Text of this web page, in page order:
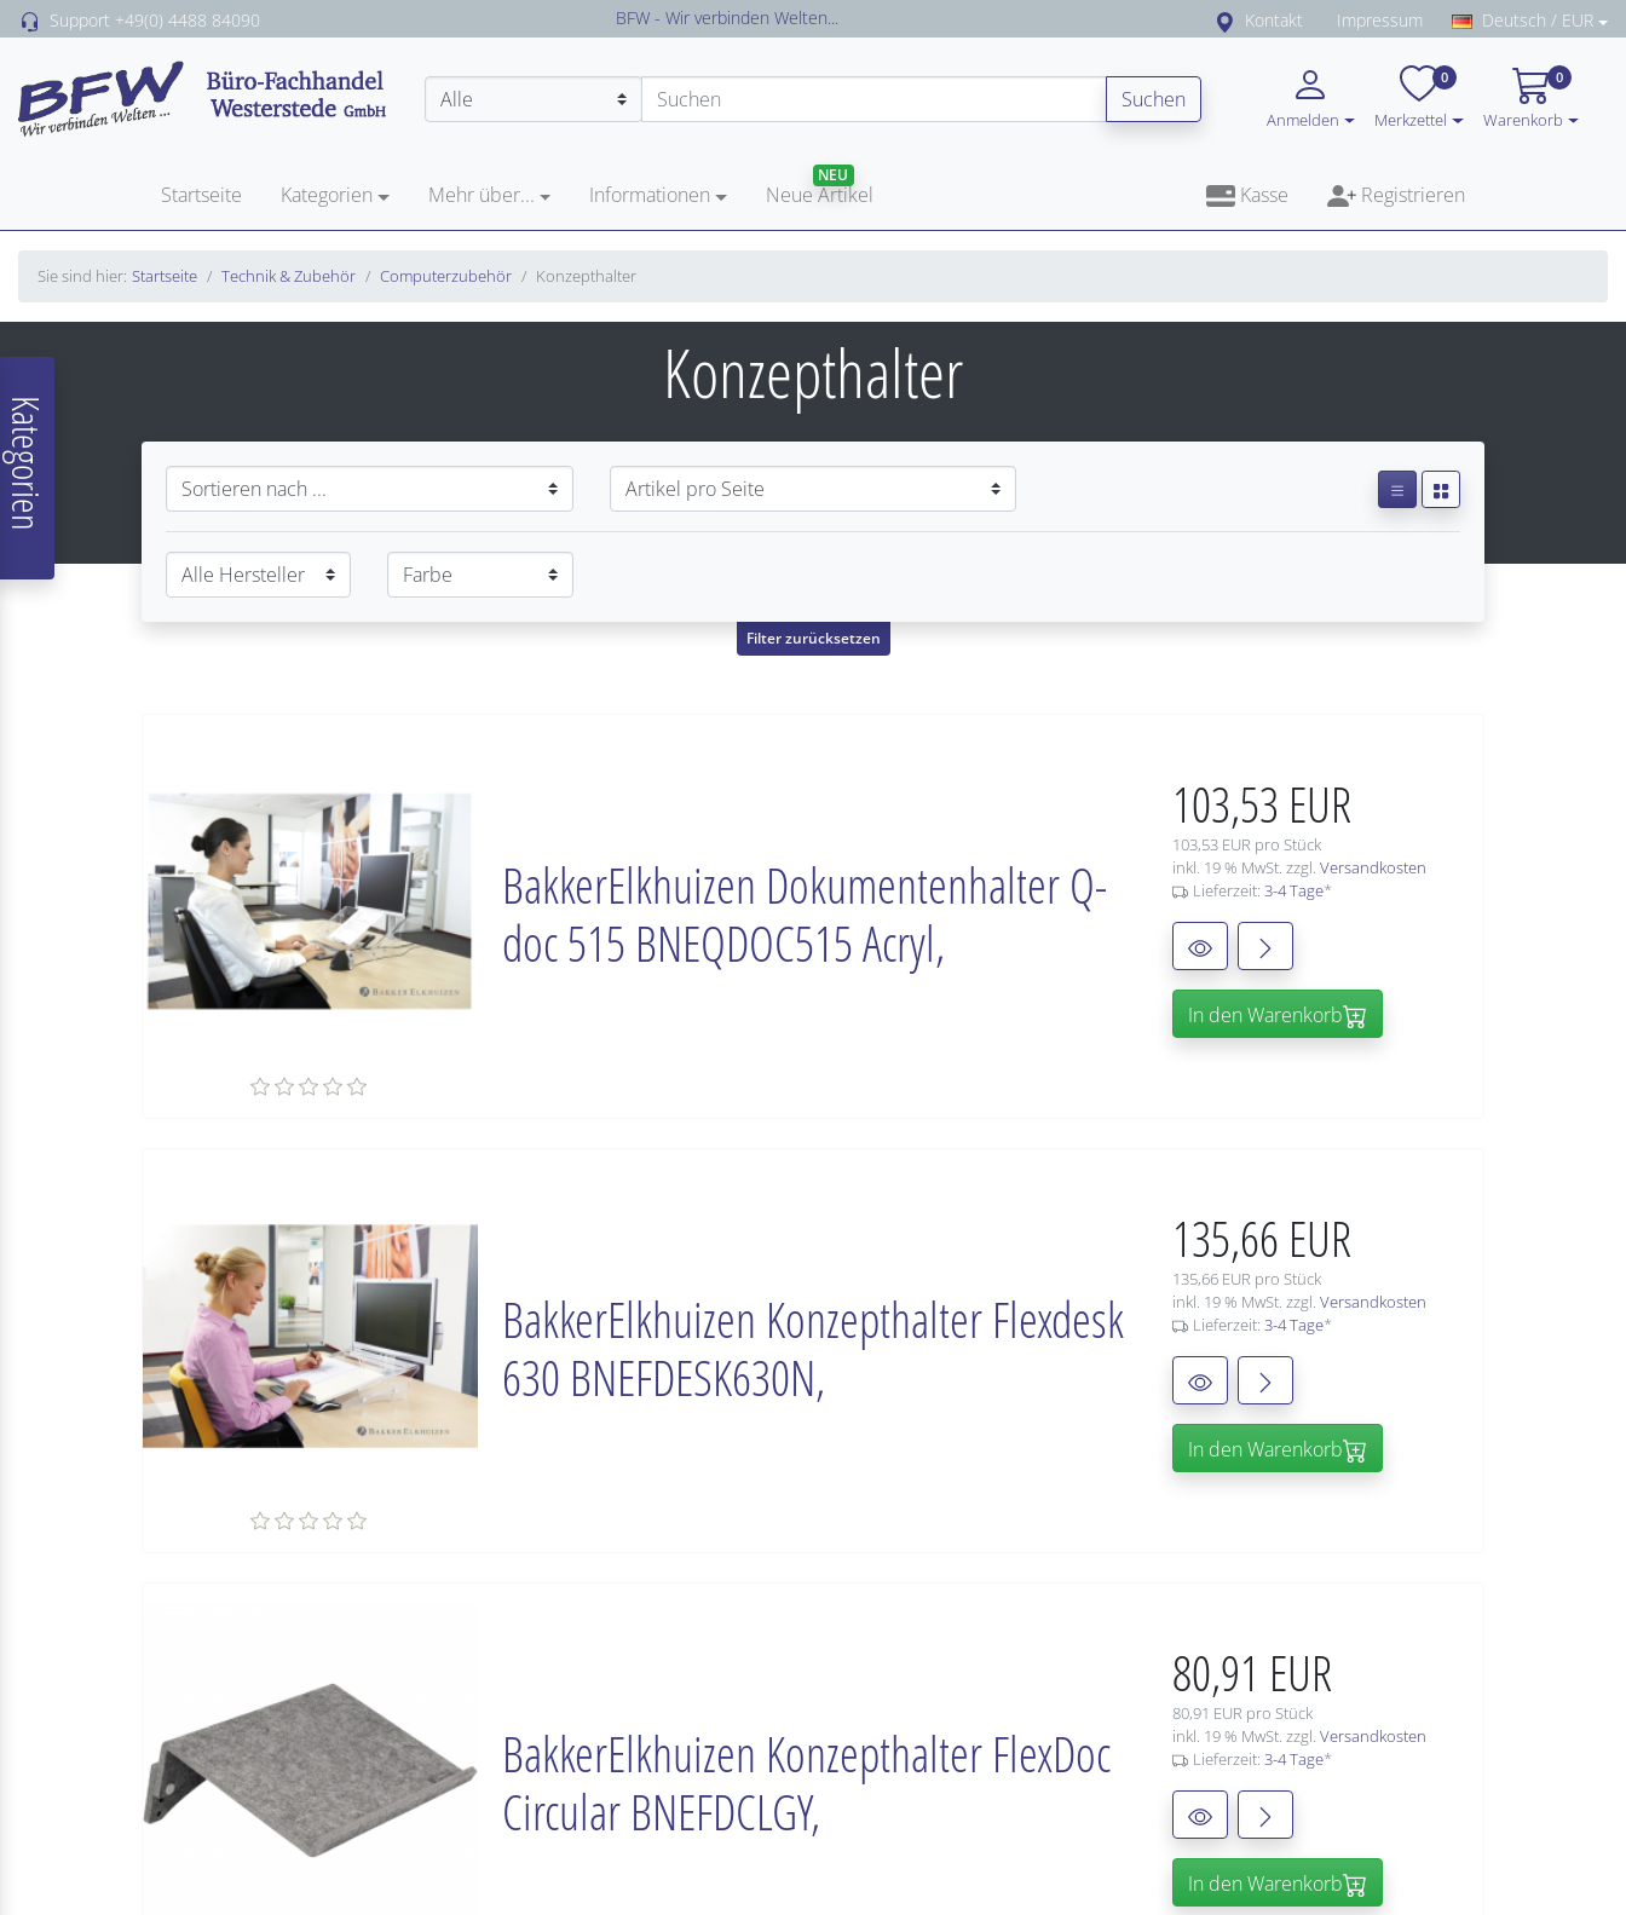
Support +49(0) 4488 84090 Versandkostenfreie Lieferung in Deutschland Kontakt Impressum Deutsch / EUR
Suchen
Anmelden Merkzettel
0
Warenkorb
0
Startseite Kategorien Mehr über... Informationen Neue Artikel
NEU
Kasse Registrieren
Sie sind hier: Startseite Technik & Zubehör Computerzubehör Konzepthalter
Konzepthalter
Filter zurücksetzen
103,53 EUR
103,53 EUR pro Stück
inkl. 19 % MwSt. zzgl. Versandkosten
Lieferzeit: 3-4 Tage*
In den Warenkorb
BakkerElkhuizen Dokumentenhalter Q-
doc 515 BNEQDOC515 Acryl,
135,66 EUR
135,66 EUR pro Stück
inkl. 19 % MwSt. zzgl. Versandkosten
Lieferzeit: 3-4 Tage*
In den Warenkorb
BakkerElkhuizen Konzepthalter Flexdesk
630 BNEFDESK630N,
80,91 EUR
80,91 EUR pro Stück
inkl. 19 % MwSt. zzgl. Versandkosten
Lieferzeit: 3-4 Tage*
In den Warenkorb
BakkerElkhuizen Konzepthalter FlexDoc
Circular BNEFDCLGY,
Kategorien